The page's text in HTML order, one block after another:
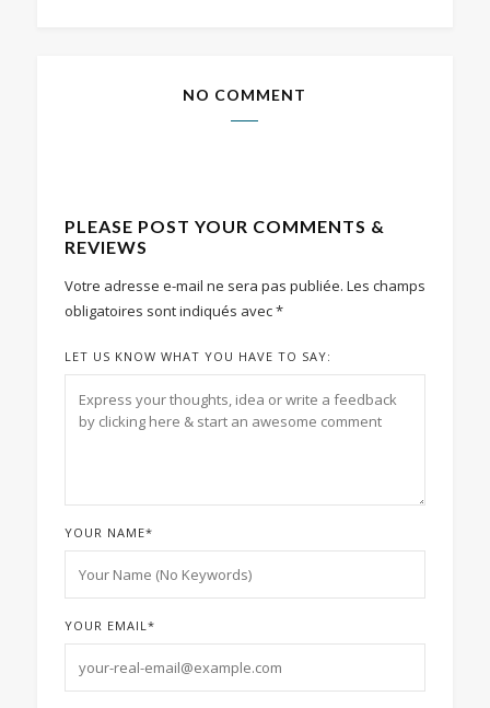
NO COMMENT
PLEASE POST YOUR COMMENTS &
REVIEWS
Votre adresse e-mail ne sera pas publiée. Les champs
obligatoires sont indiqués avec*
LET US KNOW WHAT YOU HAVE TO SAY:
YOUR NAME*
YOUR EMAIL *